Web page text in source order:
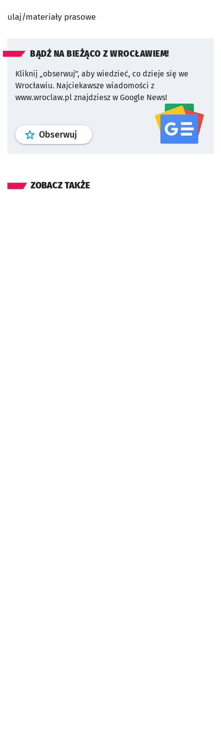
ulaj/materiały prasowe
BĄDŹ NA BIEŻĄCO Z WROCŁAWIEM!
Kliknij „obserwuj”, aby wiedzieć, co dzieje się we
Wrocławiu. Najciekawsze wiadomości z
www.wroclaw.pl znajdziesz w Google News!
Obserwuj profil serwisu
ZOBACZ TAKŻE